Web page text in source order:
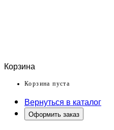
Корзина
Корзина пуста
Вернуться в каталог
Оформить заказ